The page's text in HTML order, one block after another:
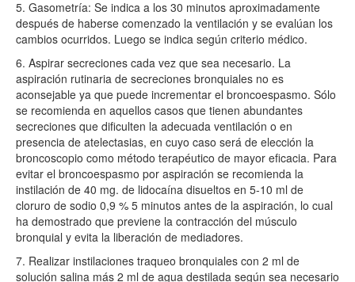
5. Gasometría: Se indica a los 30 minutos aproximadamente
después de haberse comenzado la ventilación y se evalúan los
cambios ocurridos. Luego se indica según criterio médico.
6. Aspirar secreciones cada vez que sea necesario. La
aspiración rutinaria de secreciones bronquiales no es
aconsejable ya que puede incrementar el broncoespasmo. Sólo
se recomienda en aquellos casos que tienen abundantes
secreciones que dificulten la adecuada ventilación o en
presencia de atelectasias, en cuyo caso será de elección la
broncoscopio como método terapéutico de mayor eficacia. Para
evitar el broncoespasmo por aspiración se recomienda la
instilación de 40 mg. de lidocaína disueltos en 5-10 ml de
cloruro de sodio 0,9 % 5 minutos antes de la aspiración, lo cual
ha demostrado que previene la contracción del músculo
bronquial y evita la liberación de mediadores.
7. Realizar instilaciones traqueo bronquiales con 2 ml de
solución salina más 2 ml de agua destilada según sea necesario